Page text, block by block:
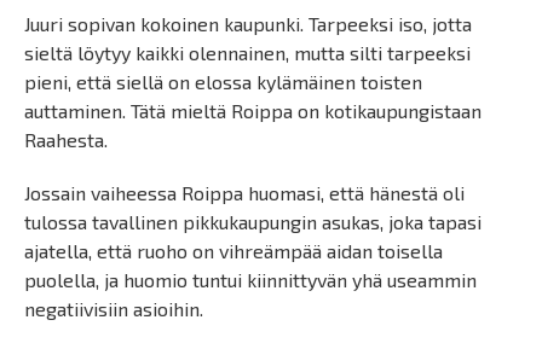
Juuri sopivan kokoinen kaupunki. Tarpeeksi iso, jotta
sieltä löytyy kaikki olennainen, mutta silti tarpeeksi
pieni, että siellä on elossa kylämäinen toisten
auttaminen. Tätä mieltä Roippa on kotikaupungistaan
Raahesta.
Jossain vaiheessa Roippa huomasi, että hänestä oli
tulossa tavallinen pikkukaupungin asukas, joka tapasi
ajatella, että ruoho on vihreämpää aidan toisella
puolella, ja huomio tuntui kiinnittyvän yhä useammin
negatiivisiin asioihin.